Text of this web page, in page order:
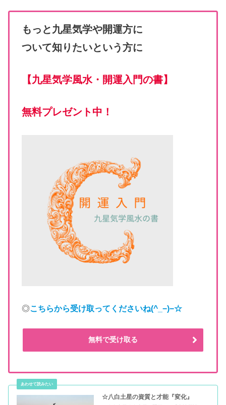
もっと九星気学や開運方に
ついて知りたいという方に
【 九星気学風水・開運入門の書】
無料プレゼント中！
◎こちらから受け取ってくださいね(^_−)−☆
無料で受け取る
☆八白土星の資質と才能『変化』